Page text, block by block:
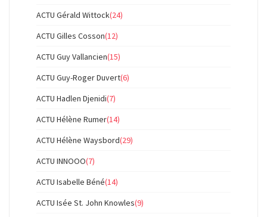
ACTU Gérald Wittock(24)
ACTU Gilles Cosson(12)
ACTU Guy Vallancien(15)
ACTU Guy-Roger Duvert(6)
ACTU Hadlen Djenidi(7)
ACTU Hélène Rumer(14)
ACTU Hélène Waysbord(29)
ACTU INNOOO(7)
ACTU Isabelle Béné(14)
ACTU Isée St. John Knowles(9)